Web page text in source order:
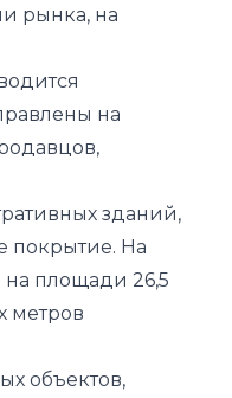
рынка, на
на
зданий,
покрытие. На
площади 26,5
метров
объектов,